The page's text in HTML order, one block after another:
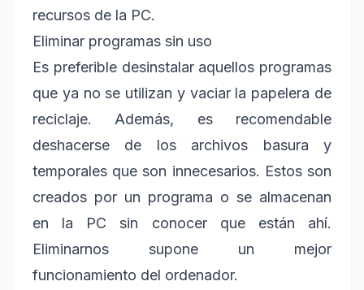
recursos de la PC.
Eliminar programas sin uso
Es preferible desinstalar aquellos programas
que ya no se utilizan y vaciar la papelera de
reciclaje. Además, es recomendable
deshacerse de los archivos basura y
temporales que son innecesarios. Estos son
creados por un programa o se almacenan
en la PC sin conocer que están ahí.
Eliminarnos supone un mejor
funcionamiento del ordenador.